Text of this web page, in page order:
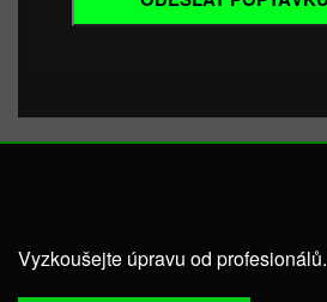
Vyzkoušejte úpravu od profesionálů.